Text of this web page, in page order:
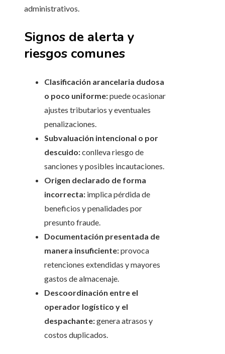
administrativos.
Signos de alerta y
riesgos comunes
Clasificación arancelaria dudosa
o poco uniforme:puede ocasionar
ajustes tributarios y eventuales
penalizaciones.
Subvaluación intencional o por
descuido:conlleva riesgo de
sanciones y posibles incautaciones.
Origen declarado de forma
incorrecta: implica pérdida de
beneficios y penalidades por
presunto fraude.
Documentación presentada de
manera insuficiente:provoca
retenciones extendidas y mayores
gastos de almacenaje.
Descoordinación entre el
operador logístico y el
despachante:genera atrasos y
costos duplicados.